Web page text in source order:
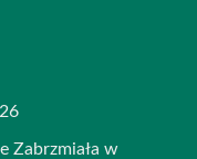
Zabrzmiała w